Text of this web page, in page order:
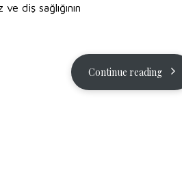
diş sağlığının
Continue reading